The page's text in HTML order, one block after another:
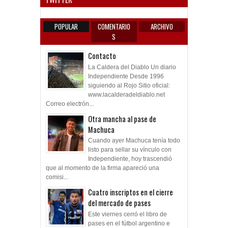
POPULAR
COMENTARIO
S
ARCHIVO
Contacto
La Caldera del Diablo Un diario
Independiente Desde 1996
siguiendo al Rojo Sitio oficial:
www.lacalderadeldiablo.net
Correo electrón...
Otra mancha al pase de
Machuca
Cuando ayer Machuca tenía todo
listo para sellar su vínculo con
Independiente, hoy trascendió
que al momento de la firma apareció una
comisi...
Cuatro inscriptos en el cierre
del mercado de pases
Este viernes cerró el libro de
pases en el fútbol argentino e